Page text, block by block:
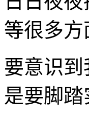
等很多
要意识
是要脚踏